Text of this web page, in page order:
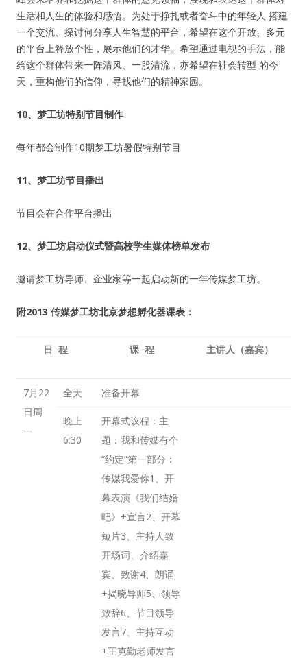
生活和人生的体验和感悟。为处于挣扎或者奋斗中的年轻人 搭建
一个交流、探讨何分享人生智慧的平台，希望在这个开放、多元
的平台上释放个性，展示他们的才华。希望通过电视的手法，能
给这个群体带来一阵清风、一股清流，亦希望在社会转型 的今
天，重构他们的信仰，寻找他们的精神家园。
10、梦工坊特别节目制作
每年都会制作10期梦工坊暑假特别节目
11、梦工坊节目播出
节目会在合作平台播出
12、 梦工坊启动仪式暨高校学生媒体榜单发布
邀请梦工坊导师、企业家等一起启动新的一年传媒梦工坊。
附2013 传媒梦工坊北京梦想孵化器课表：
日 程 课 程 主讲人（嘉宾）
7月22
日周
一
全天 准备开幕
晚上
6:30
开幕式议程：主
题：我和传媒有个
“约定”第一部分：
传媒我爱你1、开
幕表演《我们结婚
吧》+宣言2、开幕
短片3、主持人致
开场词、介绍嘉
宾、致谢4、朗诵
+揭晓导师5、领导
致辞6、节目领导
发言7、主持互动
+王克勤老师发言